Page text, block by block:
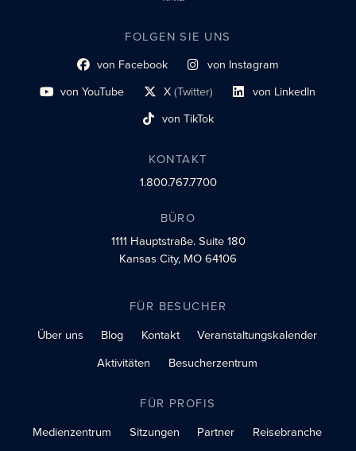
FOLGEN SIE UNS
Link zum sozialen Profil
von Facebook Link zum sozialen Profil
von Instagram
Link zum sozialen Profil
von YouTube X(Twitter)
Social-Profil-Link Link zum sozialen Profil
von LinkedIn
Link zum sozialen Profil
von TikTok
KONTAKT
1.800.767.7700
BÜRO
1111 Hauptstraße.Suite 180
Kansas City, MO 64106
FÜR BESUCHER
Über uns
Blog Kontakt
Veranstaltungskalender
Aktivitäten
Besucherzentrum
FÜR PROFIS
Medienzentrum
Sitzungen Partner
Reisebranche